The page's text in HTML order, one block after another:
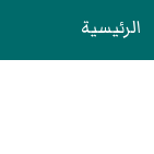
الرئيسية